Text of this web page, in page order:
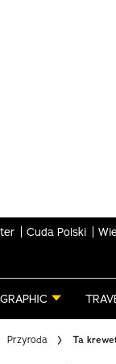
Cuda Polski
Przyroda Ta